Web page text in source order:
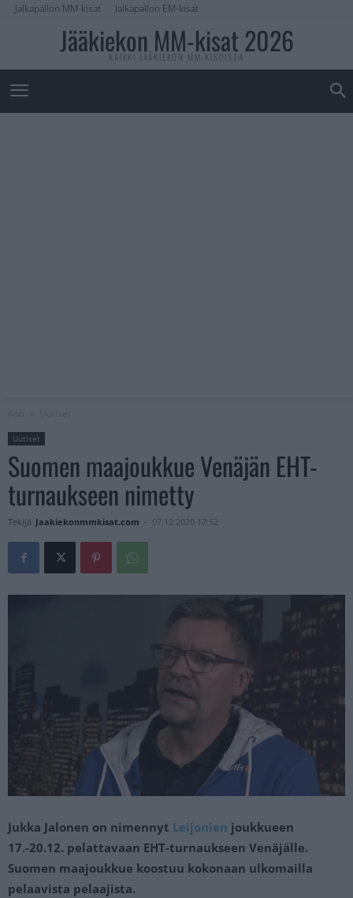
Jalkapallon MM-kisat Jalkapallon EM-kisat
Jääkiekon MM-kisat 2026
KAIKKI JÄÄKIEKON MM-KISOISTA
Uutiset
Suomen maajoukkue Venäjän EHT-
turnaukseen nimetty
Tekijä Jaakiekonmmkisat.com - 07.12.2020 17:52
Jukka Jalonen on nimennyt Leijonien joukkueen
17.-20.12. pelattavaan EHT-turnaukseen Venäjälle.
Suomen maajoukkue koostuu kokonaan ulkomailla
pelaavista pelaajista.